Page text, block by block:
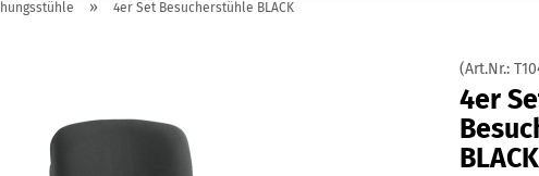
Konto
Passwort
» 4er Set Besucherstühle BLACK
(Art.Nr.:
4er
BLACK